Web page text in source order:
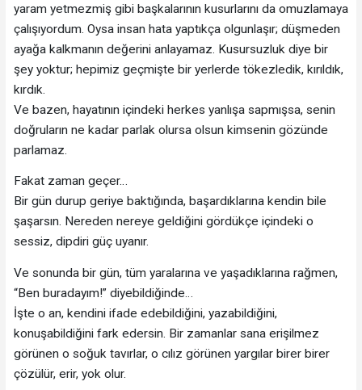
yaram yetmezmiş gibi başkalarının kusurlarını da omuzlamaya
çalışıyordum. Oysa insan hata yaptıkça olgunlaşır; düşmeden
ayağa kalkmanın değerini anlayamaz. Kusursuzluk diye bir
şey yoktur; hepimiz geçmişte bir yerlerde tökezledik, kırıldık,
kırdık.
Ve bazen, hayatının içindeki herkes yanlışa sapmışsa, senin
doğruların ne kadar parlak olursa olsun kimsenin gözünde
parlamaz.
Fakat zaman geçer…
Bir gün durup geriye baktığında, başardıklarına kendin bile
şaşarsın. Nereden nereye geldiğini gördükçe içindeki o
sessiz, dipdiri güç uyanır.
Ve sonunda bir gün, tüm yaralarına ve yaşadıklarına rağmen,
“Ben buradayım!” diyebildiğinde…
İşte o an, kendini ifade edebildiğini, yazabildiğini,
konuşabildiğini fark edersin. Bir zamanlar sana erişilmez
görünen o soğuk tavırlar, o cılız görünen yargılar birer birer
çözülür, erir, yok olur.